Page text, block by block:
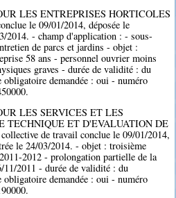
LES ENTREPRISES HORTICOLES
le 09/01/2014, déposée le
2014. - champ d'application : - sous-
de parcs et jardins - objet :
58 ans - personnel ouvrier moins
graves - durée de validité : du
demandée : oui - numéro
LES SERVICES ET LES
TECHNIQUE ET D'EVALUATION DE
de travail conclue le 09/01/2014,
le 24/03/2014. - objet : troisième
2012 - prolongation partielle de la
11/2011 - durée de validité : du
demandée : oui - numéro